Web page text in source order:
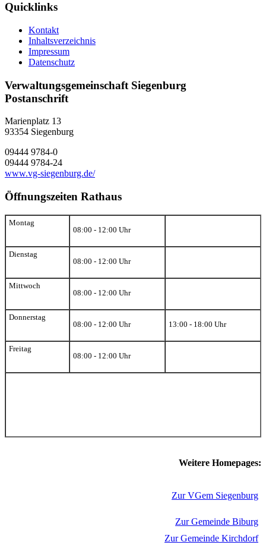
Quicklinks
Kontakt
Inhaltsverzeichnis
Impressum
Datenschutz
Verwaltungsgemeinschaft Siegenburg
Postanschrift
Marienplatz 13
93354 Siegenburg
09444 9784-0
09444 9784-24
www.vg-siegenburg.de/
Öffnungszeiten Rathaus
Montag
08:00 - 12:00 Uhr
Dienstag
08:00 - 12:00 Uhr
Mittwoch
08:00 - 12:00 Uhr
Donnerstag
08:00 - 12:00 Uhr
13:00 - 18:00 Uhr
Freitag
08:00 - 12:00 Uhr
Weitere Homepages:
Zur VGem Siegenburg
Zur Gemeinde Biburg
Zur Gemeinde Kirchdorf